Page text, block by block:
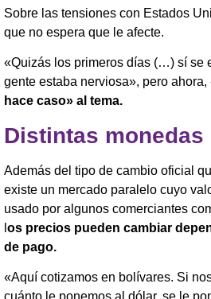
Sobre las tensiones con Estados
que no espera que le afecte.
«Quizás los primeros días (…) sí se
gente estaba nerviosa», pero ahora,
hace caso» al tema.
Distintas monedas
Además del tipo de cambio oficial
existe un mercado paralelo cuyo
usado por algunos comerciantes
os precios pueden cambiar
de pago.
«Aquí cotizamos en bolívares. Si